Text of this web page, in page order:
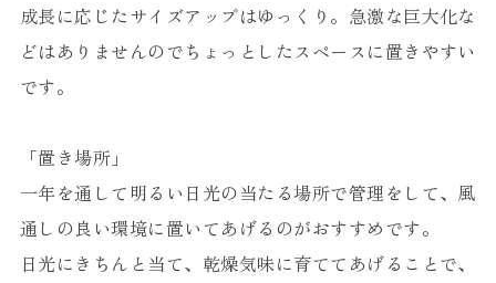
成長に応じたサイズアップはゆっくり。急激な巨大化な
どはありませんのでちょっとしたスペースに置きやすい
です。
「置き場所」
一年を通して明るい日光の当たる場所で管理をして、風
通しの良い環境に置いてあげるのがおすすめです。
日光にきちんと当て、乾燥気味に育ててあげることで、